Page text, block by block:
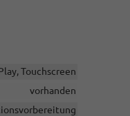
Touchscreen
vorhanden